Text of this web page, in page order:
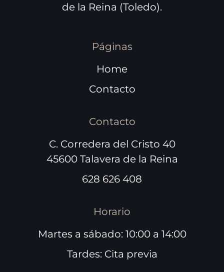
de la Reina (Toledo).
Páginas
Home
Contacto
Contacto
C. Corredera del Cristo 40
45600 Talavera de la Reina
628 626 408
Horario
Martes a sábado: 10:00 a 14:00
Tardes: Cita previa